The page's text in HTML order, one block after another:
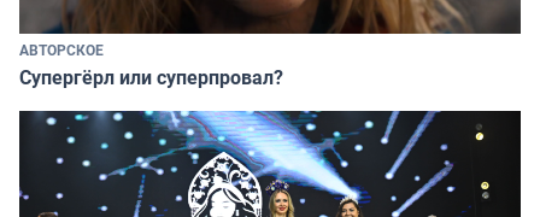
АВТОРСКОЕ
Супергёрл или суперпровал?